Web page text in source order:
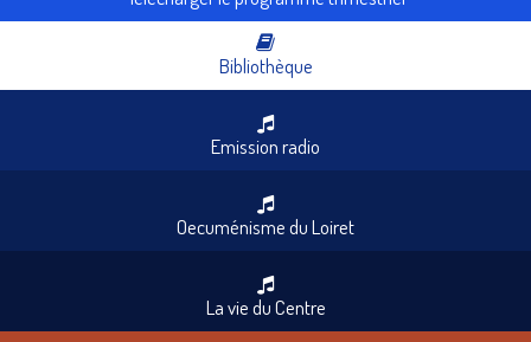
Bibliothèque
Emission radio
Oecuménisme du Loiret
La vie du Centre